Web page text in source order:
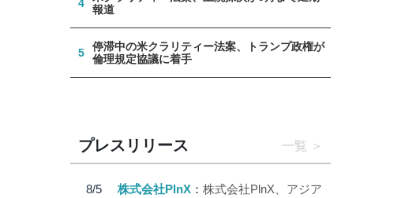
4
報道
5
停滞中の米クラリティー法案、トランプ政権が
倫理規定協議に着手
プレスリリース 一覧
8/5
株式会社PlnX
株式会社PlnX、アジア